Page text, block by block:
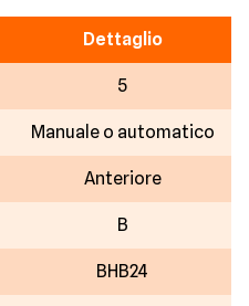
Dettaglio
5
Manuale o automatico
Anteriore
B
BHB24